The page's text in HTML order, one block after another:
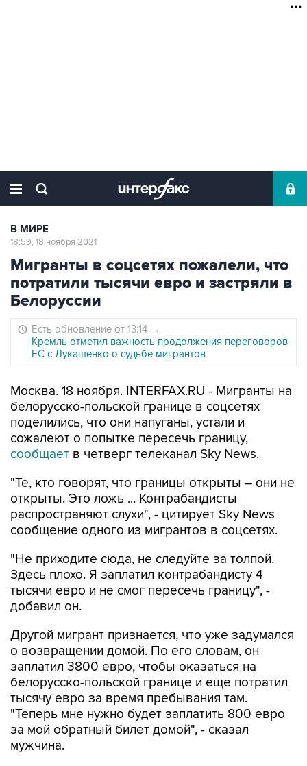
В МИРЕ
18:59, 18 ноября 2021
Мигранты в соцсетях пожалели, что
потратили тысячи евро и застряли в
Белоруссии
Есть обновление от 13:14 →
Кремль отметил важность продолжения переговоров
ЕС с Лукашенко о судьбе мигрантов
Москва. 18 ноября. INTERFAX.RU - Мигранты на
белорусско-польской границе в соцсетях
поделились, что они напуганы, устали и
сожалеют о попытке пересечь границу,
сообщает в четверг телеканал Sky News.
"Те, кто говорят, что границы открыты – они не
открыты. Это ложь ... Контрабандисты
распространяют слухи", - цитирует Sky News
сообщение одного из мигрантов в соцсетях.
"Не приходите сюда, не следуйте за толпой.
Здесь плохо. Я заплатил контрабандисту 4
тысячи евро и не смог пересечь границу", -
добавил он.
Другой мигрант признается, что уже задумался
о возвращении домой. По его словам, он
заплатил 3800 евро, чтобы оказаться на
белорусско-польской границе и еще потратил
тысячу евро за время пребывания там.
"Теперь мне нужно будет заплатить 800 евро
за мой обратный билет домой", - сказал
мужчина.